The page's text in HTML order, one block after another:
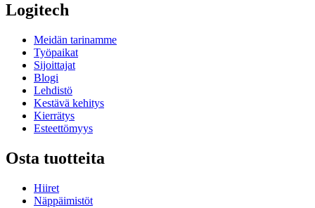
Logitech
Meidän tarinamme
Työpaikat
Sijoittajat
Blogi
Lehdistö
Kestävä kehitys
Kierrätys
Esteettömyys
Osta tuotteita
Hiiret
Näppäimistöt